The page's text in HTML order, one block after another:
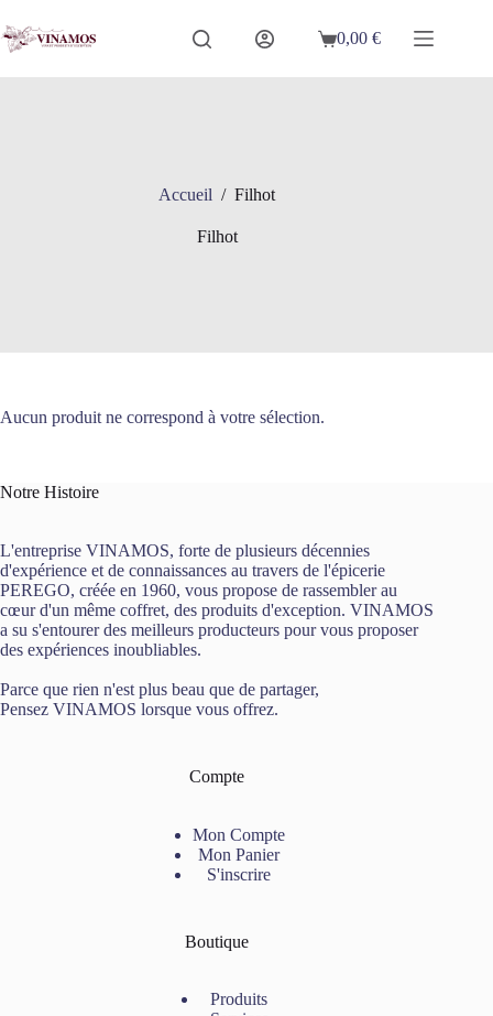
au
contenu
Panier
0,00€
Accueil / Filhot
Filhot
Aucun produit ne correspond à votre sélection.
Notre Histoire
L'entreprise VINAMOS, forte de plusieurs décennies
d'expérience et de connaissances au travers de l'épicerie
PEREGO, créée en 1960, vous propose de rassembler au
cœur d'un même coffret, des produits d'exception. VINAMOS
a su s'entourer des meilleurs producteurs pour vous proposer
des expériences inoubliables.
Parce que rien n'est plus beau que de partager,
Pensez VINAMOS lorsque vous offrez.
Compte
Mon Compte
Mon Panier
S'inscrire
Boutique
Produits